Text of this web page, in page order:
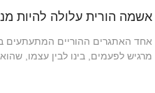
אשמה הורית עלולה להיות
אחד האתגרים ההוריים המתעתעים
מרגיש לפעמים, בינו לבין עצמו,